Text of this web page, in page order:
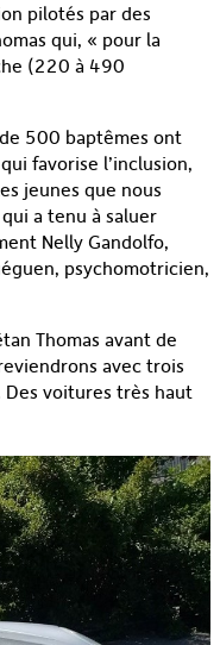
pilotés par des
qui, « pour la
(220 à 490
500 baptêmes ont
favorise l’inclusion,
jeunes que nous
a tenu à saluer
Nelly Gandolfo,
psychomotricien,
Thomas avant de
avec trois
Des voitures très haut